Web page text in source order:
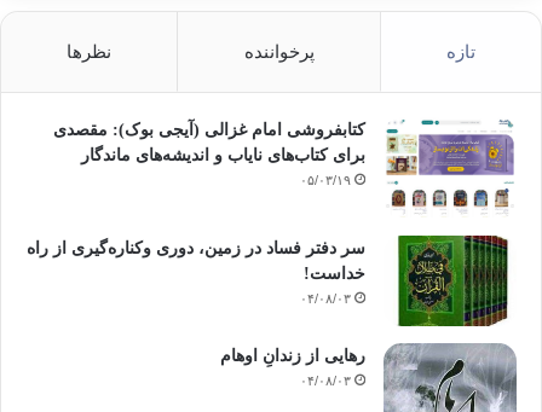
تازه پرخواننده نظرها
کتابفروشی امام غزالی (آیجی بوک): مقصدی
برای کتاب‌های نایاب و اندیشه‌های ماندگار
۰۵/۰۳/۱۹
سر دفتر فساد در زمین‌، دوری وکناره‌گیری از راه
خداست‌!
۰۴/۰۸/۰۳
رهایی از زندانِ اوهام
۰۴/۰۸/۰۳